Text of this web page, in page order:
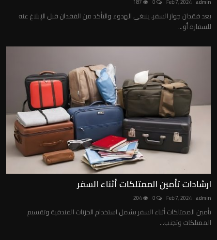
admin
Feb 7, 2024
بعد فقدان جواز السفر، ينبغي الهدوء والتأكد من الفقدان قبل الإبلاغ عنه
للسفارة أو...
ارشادات تأمين الممتلكات أثناء السفر
admin
Feb 7, 2024
تأمين الممتلكات أثناء السفر يشمل استخدام الخزنات الفندقية وتقسيم
الممتلكات وتجنب...